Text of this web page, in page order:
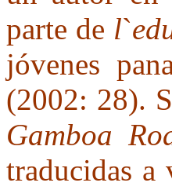
parte de l`
jóvenes
(2002: 28).
Gamboa
traducidas a